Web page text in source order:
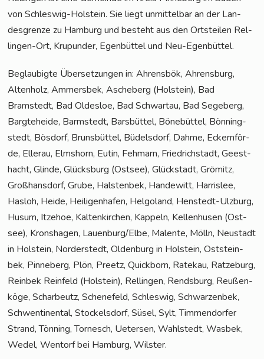
von Schles­wig-Hol­stein. Sie liegt unmit­tel­bar an der Lan­
des­gren­ze zu Ham­burg und besteht aus den Orts­tei­len Rel­
lin­gen-Ort, Krupun­der, Egen­büt­tel und Neu-Egenbüttel.
Beglau­big­te Über­set­zun­gen in: Ahrens­bök, Ahrens­burg,
Alten­holz, Ammers­bek, Asche­berg (Hol­stein), Bad
Bramstedt, Bad Oldes­loe, Bad Schwar­tau, Bad Sege­berg,
Barg­te­he­i­de, Barm­stedt, Bars­büt­tel, Böne­büt­tel, Bön­ning­
stedt, Bös­dorf, Bruns­büt­tel, Büdels­dorf, Dah­me, Eckern­för­
de, Eller­au, Elms­horn, Eutin, Feh­marn, Fried­rich­stadt, Geest­
hacht, Glin­de, Glücks­burg (Ost­see), Glück­stadt, Grömitz,
Groß­hans­dorf, Gru­be, Hals­ten­bek, Han­de­witt, Harris­lee,
Has­loh, Hei­de, Hei­li­gen­ha­fen, Hel­go­land, Hen­stedt-Ulz­burg,
Husum, Itze­hoe, Kal­ten­kir­chen, Kap­peln, Kel­len­husen (Ost­
see), Kronsha­gen, Lauenburg/Elbe, Malen­te, Mölln, Neu­stadt
in Hol­stein, Nor­der­stedt, Olden­burg in Hol­stein, Ost­stein­
bek, Pin­ne­berg, Plön, Preetz, Quick­born, Rate­kau, Rat­ze­burg,
Rein­bek Rein­feld (Hol­stein), Rel­lin­gen, Rends­burg, Reu­ßen­
kö­ge, Schar­beutz, Sche­ne­feld, Schles­wig, Schwar­zen­bek,
Schwen­ti­nen­tal, Sto­ckels­dorf, Süsel, Sylt, Tim­men­dor­fer
Strand, Tön­ning, Tor­nesch, Ueter­sen, Wahl­stedt, Was­bek,
Wedel, Wen­torf bei Ham­burg, Wilster.